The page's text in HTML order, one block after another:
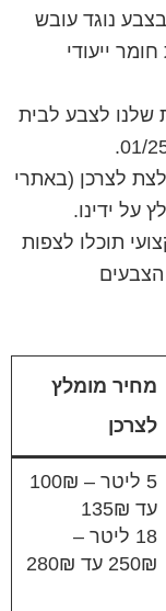
נוגד עובש
ייעודי
לצבע לבית
לצרכן (באתרי
על ידינו.
תוכלו לצפות
מחיר מומלץ
לצרכן
5 ליטר – 100₪
עד 135₪
18 ליטר –
250₪ עד 280₪